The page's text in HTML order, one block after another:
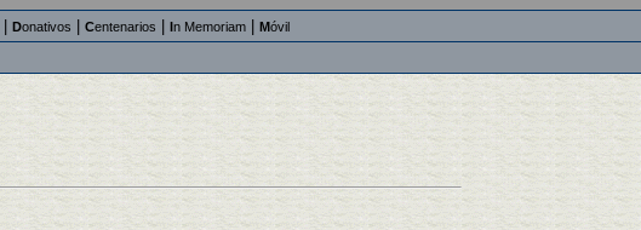
Donativos Centenarios In Memoriam Móvil